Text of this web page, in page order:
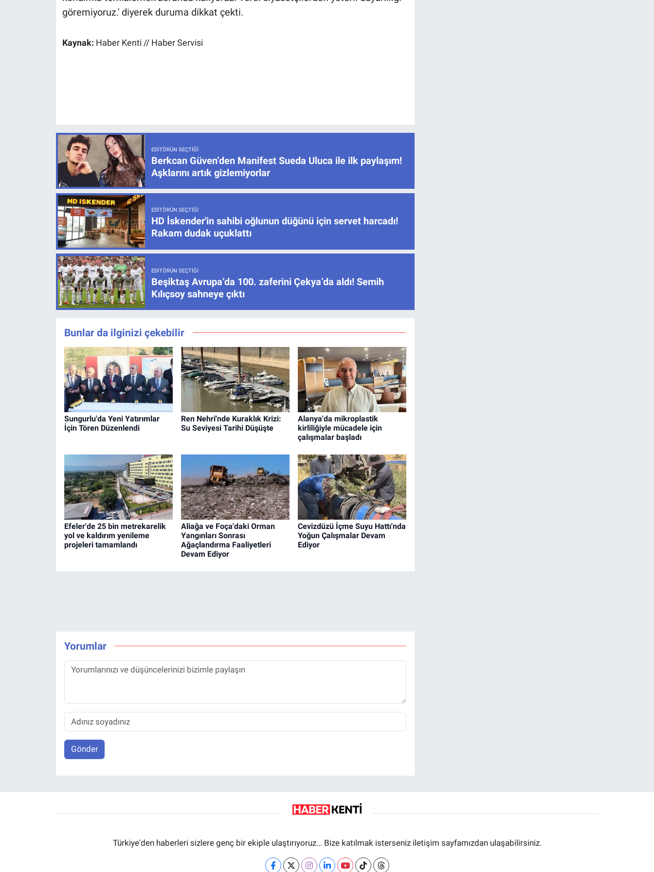
göremiyoruz.' diyerek duruma dikkat çekti.
Kaynak: Haber Kenti // Haber Servisi
EDITÖRÜN SEÇTIĞI
Berkcan Güven’den Manifest Sueda Uluca ile ilk paylaşım!
Aşklarını artık gizlemiyorlar
EDITÖRÜN SEÇTIĞI
HD İskender'in sahibi oğlunun düğünü için servet harcadı!
Rakam dudak uçuklattı
EDITÖRÜN SEÇTIĞI
Beşiktaş Avrupa’da 100. zaferini Çekya’da aldı! Semih
Kılıçsoy sahneye çıktı
Bunlar da ilginizi çekebilir
Sungurlu'da Yeni Yatırımlar
İçin Tören Düzenlendi
Ren Nehri'nde Kuraklık Krizi:
Su Seviyesi Tarihi Düşüşte
Alanya'da mikroplastik
kirliliğiyle mücadele için
çalışmalar başladı
Efeler'de 25 bin metrekarelik
yol ve kaldırım yenileme
projeleri tamamlandı
Aliağa ve Foça'daki Orman
Yangınları Sonrası
Ağaçlandırma Faaliyetleri
Devam Ediyor
Cevizdüzü İçme Suyu Hattı'nda
Yoğun Çalışmalar Devam
Ediyor
Yorumlar
Gönder
Türkiye'den haberleri sizlere genç bir ekiple ulaştırıyoruz... Bize katılmak isterseniz iletişim sayfamızdan ulaşabilirsiniz.